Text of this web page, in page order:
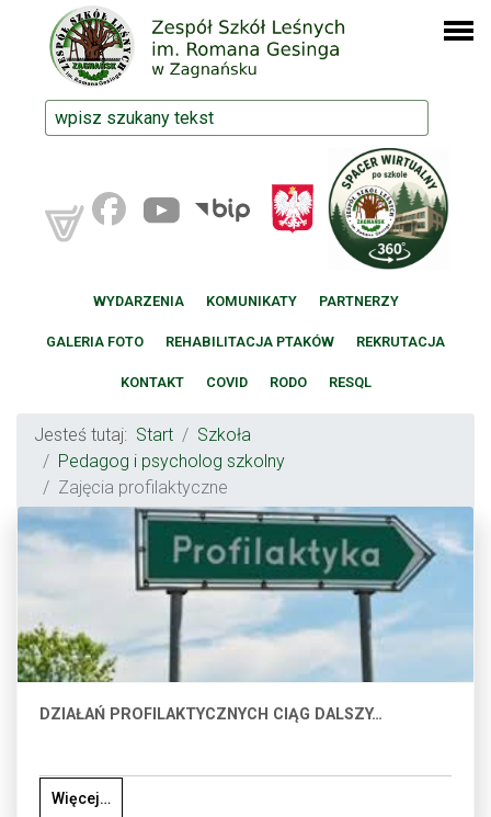
WYDARZENIA KOMUNIKATY PARTNERZY
GALERIA FOTO REHABILITACJA PTAKÓW REKRUTACJA
KONTAKT COVID RODO RESQL
Jesteś tutaj: Start
Szkoła
Pedagog i psycholog szkolny
Zajęcia profilaktyczne
DZIAŁAŃ PROFILAKTYCZNYCH CIĄG DALSZY…
Więcej…